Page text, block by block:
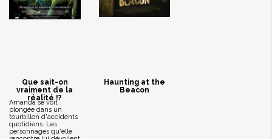
Que sait-on
vraiment de la
réalité !?
Amanda se voit
plongée dans un
tourbillon d'accidents
quotidiens. Les
personnages qu'elle
Haunting at the
Beacon